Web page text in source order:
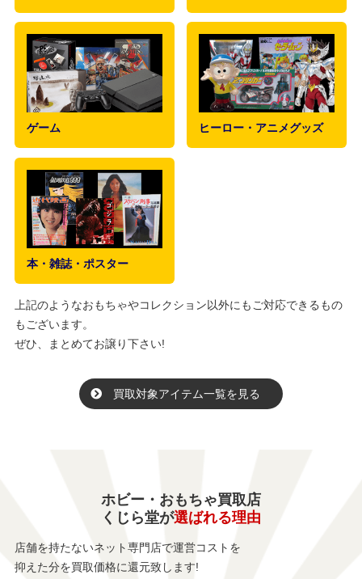
ゲーム ヒーロー・アニメグッズ
本・雑誌・ポスター
上記のようなおもちゃやコレクション以外にもご対応できるもの
もございます。
ぜひ、まとめてお譲り下さい!
買取対象アイテム一覧を見る
ホビー・おもちゃ買取店
くじら堂が選ばれる理由
店舗を持たないネット専門店で運営コストを
抑えた分を買取価格に還元致します!